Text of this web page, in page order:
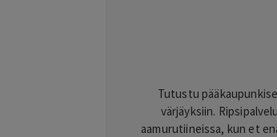
Tutustu
värjäyksiin.
aamurutiineissa, kun et